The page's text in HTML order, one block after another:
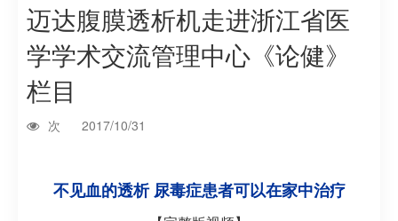
迈达腹膜透析机走进浙江省医
学学术交流管理中心《论健》
栏目
次 2017/10/31
不见血的透析 尿毒症患者可以在家中治疗